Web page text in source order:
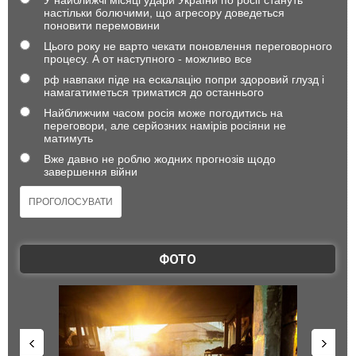
настільки болючими, що агресору доведеться
поновити перемовини
Цього року не варто чекати поновлення переговорного
процесу. А от наступного - можливо все
рф навпаки піде на ескалацію попри здоровий глузд і
намагатиметься триматися до останнього
Найближчим часом росія може погодитись на
переговори, але серйозних намірів росіяни не
матимуть
Вже давно не роблю жодних прогнозів щодо
завершення війни
ФОТО